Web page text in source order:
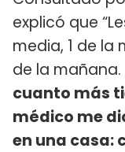
explicó que
media, 1 de la
de la
cuanto más
médico me
en una casa: